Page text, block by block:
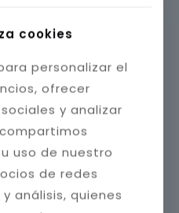
cookies
personalizar el
ofrecer
y analizar
uso de nuestro
de redes
análisis, quienes